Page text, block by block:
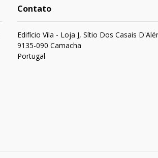
Contato
Edifício Vila - Loja J, Sítio Dos Casais
9135-090 Camacha
Portugal